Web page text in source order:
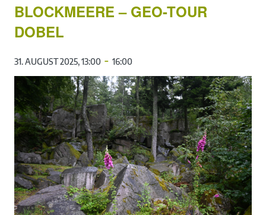
BLOCKMEERE – GEO-TOUR
DOBEL
31. AUGUST 2025, 13:00 - 16:00